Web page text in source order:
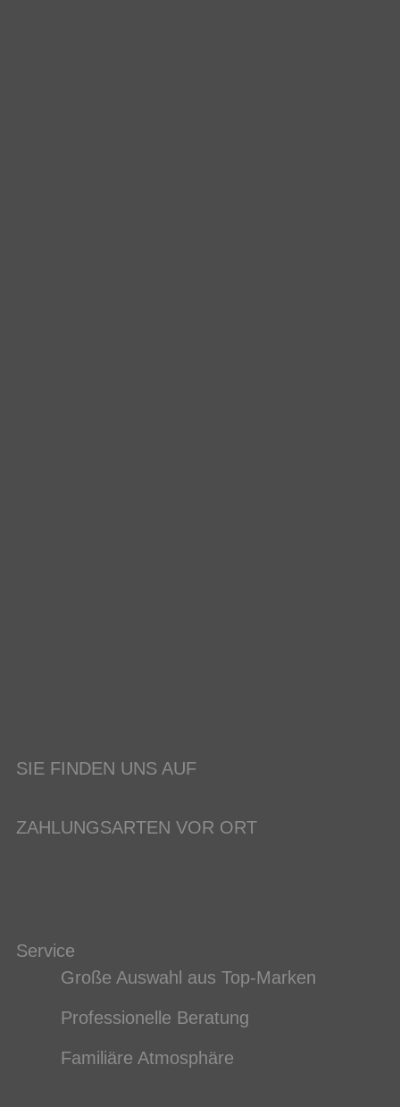
SIE FINDEN UNS AUF
ZAHLUNGSARTEN VOR ORT
Service
Große Auswahl aus Top-Marken
Professionelle Beratung
Familiäre Atmosphäre